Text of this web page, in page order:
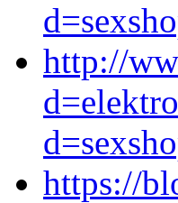
http://
https://